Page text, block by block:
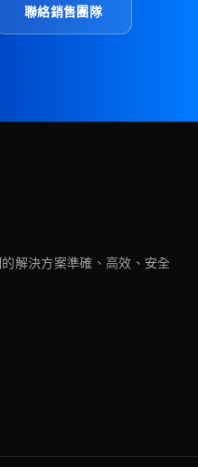
聯絡銷售團隊
解決方案準確、高效、安全